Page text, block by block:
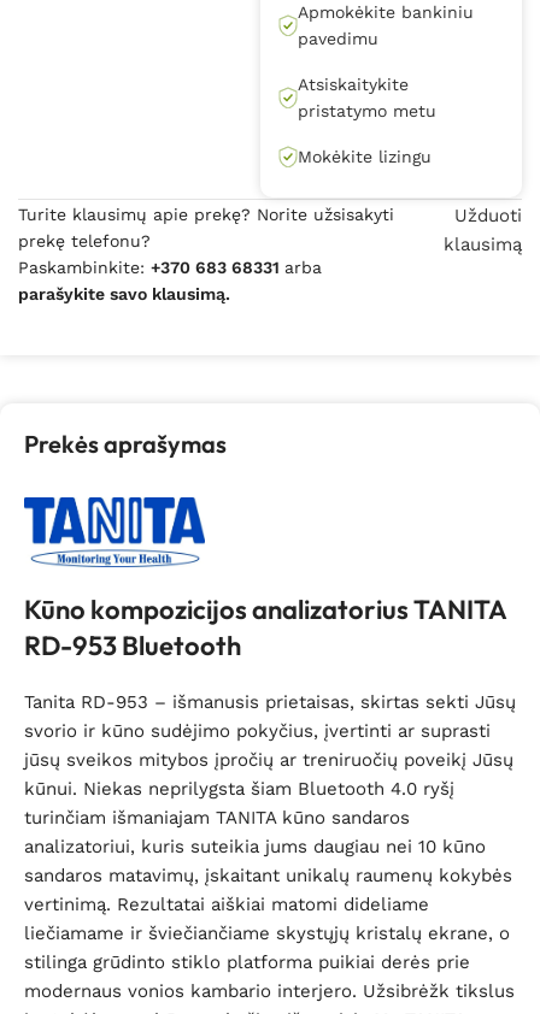
Apmokėkite bankiniu
pavedimu
Atsiskaitykite
pristatymo metu
Mokėkite lizingu
Turite klausimų apie prekę? Norite užsisakyti
prekę telefonu?
Paskambinkite: +370 683 68331 arba
parašykite savo klausimą.
Užduoti
klausimą
Prekės aprašymas
Kūno kompozicijos analizatorius TANITA
RD-953 Bluetooth
Tanita RD-953 – išmanusis prietaisas, skirtas sekti Jūsų
svorio ir kūno sudėjimo pokyčius, įvertinti ar suprasti
jūsų sveikos mitybos įpročių ar treniruočių poveikį Jūsų
kūnui. Niekas neprilygsta šiam Bluetooth 4.0 ryšį
turinčiam išmaniajam TANITA kūno sandaros
analizatoriui, kuris suteikia jums daugiau nei 10 kūno
sandaros matavimų, įskaitant unikalų raumenų kokybės
vertinimą. Rezultatai aiškiai matomi dideliame
liečiamame ir šviečiančiame skystųjų kristalų ekrane, o
stilinga grūdinto stiklo platforma puikiai derės prie
modernaus vonios kambario interjero. Užsibrėžk tikslus